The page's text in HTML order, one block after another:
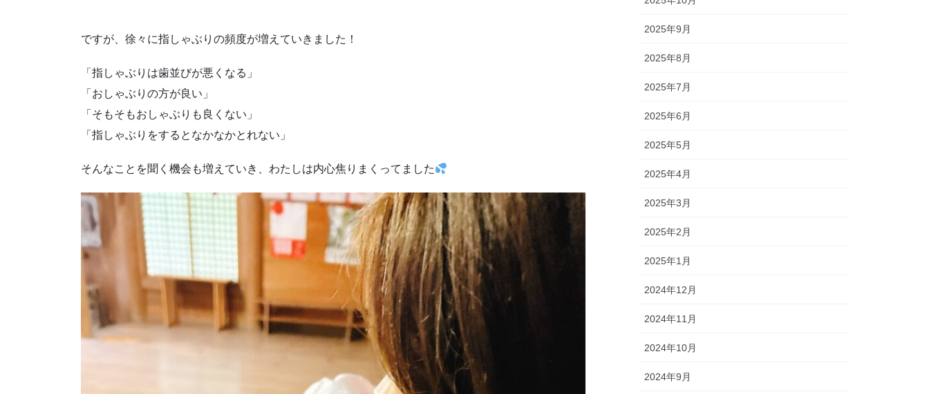
ですが、徐々に指しゃぶりの頻度が増えていきました！
「指しゃぶりは歯並びが悪くなる」
「おしゃぶりの方が良い」
「そもそもおしゃぶりも良くない」
「指しゃぶりをするとなかなかとれない」
そんなことを聞く機会も増えていき、わたしは内心焦りまくってました
2025年9月
2025年8月
2025年7月
2025年6月
2025年5月
2025年4月
2025年3月
2025年2月
2025年1月
2024年12月
2024年11月
2024年10月
2024年9月